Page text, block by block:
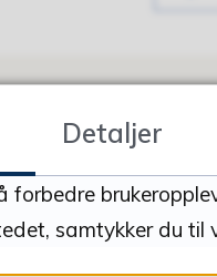
Detaljer
forbedre
samtykker du til